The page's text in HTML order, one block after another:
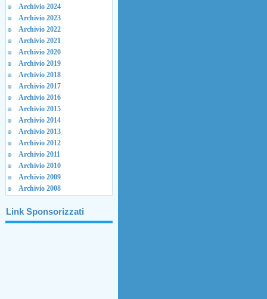
Archivio 2024
Archivio 2023
Archivio 2022
Archivio 2021
Archivio 2020
Archivio 2019
Archivio 2018
Archivio 2017
Archivio 2016
Archivio 2015
Archivio 2014
Archivio 2013
Archivio 2012
Archivio 2011
Archivio 2010
Archivio 2009
Archivio 2008
Link Sponsorizzati